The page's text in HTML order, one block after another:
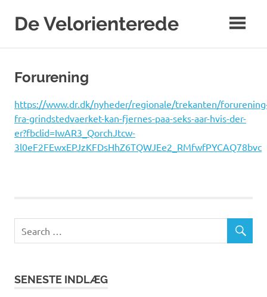
De Velorienterede
Forurening
https://www.dr.dk/nyheder/regionale/trekanten/
fra-grindstedvaerket-kan-fjernes-paa-seks-aar-hvis-der-
er?fbclid=IwAR3_QorchJtcw-
3l0eF2FEwxEPJzKFDsHhZ6TQWJEe2_RMfwfPYCAQ78bvc
SENESTE INDLÆG